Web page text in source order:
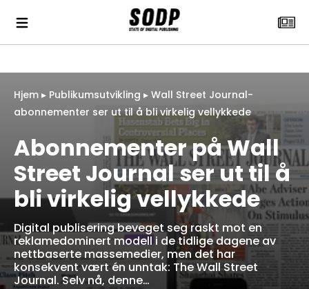
Hjem ▸ Publikumsutvikling ▸ Wall Street Journal-
abonnementer ser ut til å bli virkelig vellykkede
Abonnementer på Wall
Street Journal ser ut til å
bli virkelig vellykkede
Digital publisering beveget seg raskt mot en
reklamedominert modell i de tidlige dagene av
nettbaserte massemedier, men det har
konsekvent vært én unntak: The Wall Street
Journal. Selv nå, denne…